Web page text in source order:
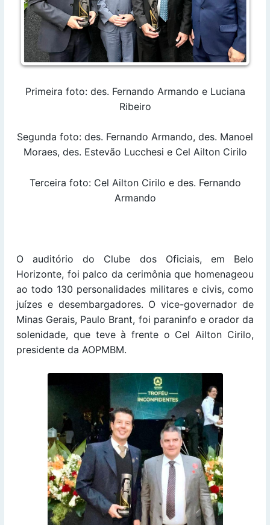
Primeira foto: des. Fernando Armando e Luciana
Ribeiro
Segunda foto: des. Fernando Armando, des. Manoel
Moraes, des. Estevão Lucchesi e Cel Ailton Cirilo
Terceira foto: Cel Ailton Cirilo e des. Fernando
Armando
O auditório do Clube dos Oficiais, em Belo
Horizonte, foi palco da cerimônia que homenageou
ao todo 130 personalidades militares e civis, como
juízes e desembargadores. O vice-governador de
Minas Gerais, Paulo Brant, foi paraninfo e orador da
solenidade, que teve à frente o Cel Ailton Cirilo,
presidente da AOPMBM.